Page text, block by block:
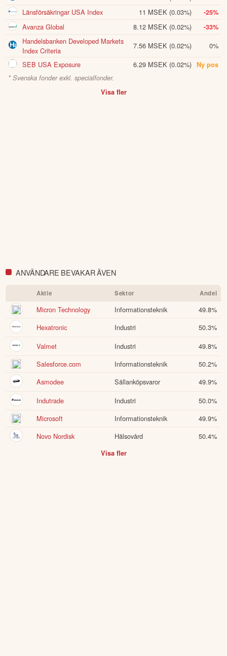
Länsförsäkringar USA Index 11 MSEK (0.03%) -25%
Avanza Global 8.12 MSEK (0.02%) -33%
Handelsbanken Developed Markets
Index Criteria
7.56 MSEK (0.02%)
0%
SEB USA Exposure
6.29 MSEK (0.02%) Ny pos
* Svenska fonder exkl. specialfonder.
Visa fler
ANVÄNDARE BEVAKAR ÄVEN
Aktie Sektor Andel
Micron Technology Informationsteknik 49.8%
Hexatronic
Industri 50.3%
Valmet
Industri 49.8%
Salesforce.com
Informationsteknik 50.2%
Asmodee
Sällanköpsvaror 49.9%
Indutrade
Industri 50.0%
Microsoft
Informationsteknik 49.9%
Novo Nordisk
Hälsovård 50.4%
Visa fler